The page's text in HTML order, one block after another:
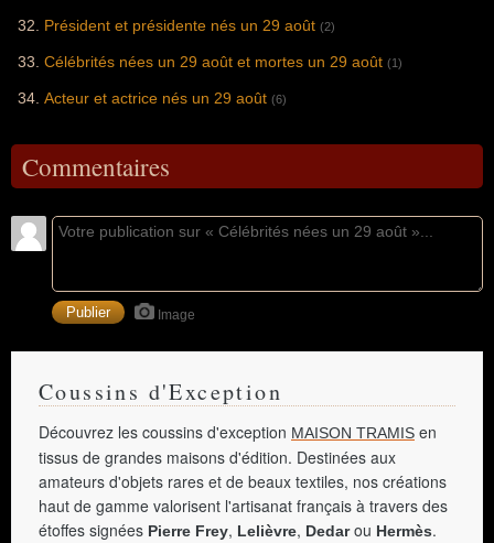
Président et présidente nés un 29 août (2)
Célébrités nées un 29 août et mortes un 29 août (1)
Acteur et actrice nés un 29 août (6)
Commentaires
Image
Coussins d'Exception
Découvrez les coussins d'exception MAISON TRAMIS en
tissus de grandes maisons d'édition. Destinées aux
amateurs d'objets rares et de beaux textiles, nos créations
haut de gamme valorisent l'artisanat français à travers des
étoffes signées Pierre Frey, Lelièvre, Dedarou Hermès.